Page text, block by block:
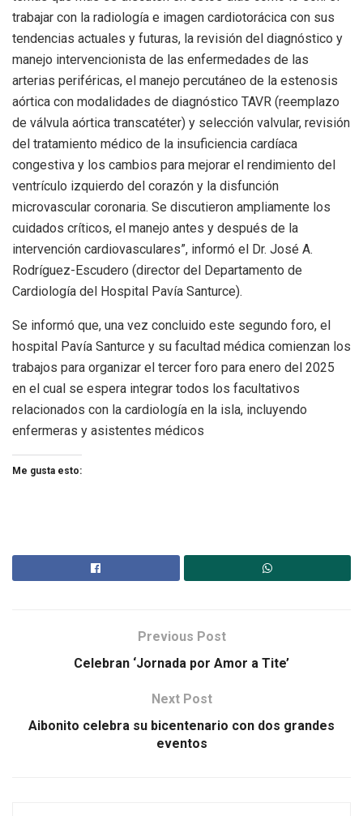
trabajar con la radiología e imagen cardiotorácica con sus
tendencias actuales y futuras, la revisión del diagnóstico y
manejo intervencionista de las enfermedades de las
arterias periféricas, el manejo percutáneo de la estenosis
aórtica con modalidades de diagnóstico TAVR (reemplazo
de válvula aórtica transcatéter) y selección valvular, revisión
del tratamiento médico de la insuficiencia cardíaca
congestiva y los cambios para mejorar el rendimiento del
ventrículo izquierdo del corazón y la disfunción
microvascular coronaria. Se discutieron ampliamente los
cuidados críticos, el manejo antes y después de la
intervención cardiovasculares”, informó el Dr. José A.
Rodríguez-Escudero (director del Departamento de
Cardiología del Hospital Pavía Santurce).
Se informó que, una vez concluido este segundo foro, el
hospital Pavía Santurce y su facultad médica comienzan los
trabajos para organizar el tercer foro para enero del 2025
en el cual se espera integrar todos los facultativos
relacionados con la cardiología en la isla, incluyendo
enfermeras y asistentes médicos
Me gusta esto:
Previous Post
Celebran ‘Jornada por Amor a Tite’
Next Post
Aibonito celebra su bicentenario con dos grandes
eventos